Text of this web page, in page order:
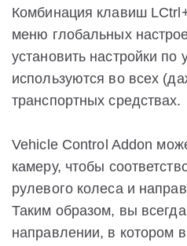
Комбинация клавиш
меню глобальных
установить настройки
используются во всех
транспортных средствах.
Vehicle Control Addon
камеру, чтобы
рулевого колеса и
Таким образом, вы
направлении, в котором